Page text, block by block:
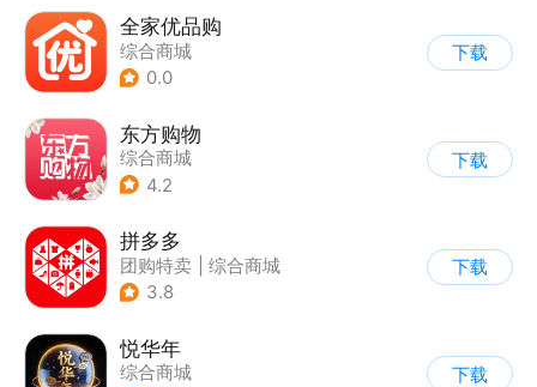
全家优品购
综合商城
0.0
下载
东方购物
综合商城
4.2
下载
拼多多
团购特卖
综合商城
3.8
下载
悦华年
综合商城
下载